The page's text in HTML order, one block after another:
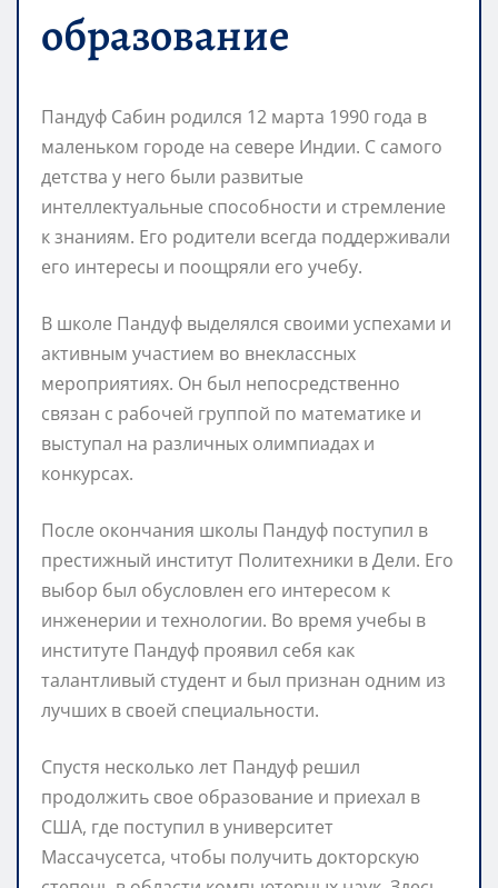
образование
Пандуф Сабин родился 12 марта 1990 года в
маленьком городе на севере Индии. С самого
детства у него были развитые
интеллектуальные способности и стремление
к знаниям. Его родители всегда поддерживали
его интересы и поощряли его учебу.
В школе Пандуф выделялся своими успехами и
активным участием во внеклассных
мероприятиях. Он был непосредственно
связан с рабочей группой по математике и
выступал на различных олимпиадах и
конкурсах.
После окончания школы Пандуф поступил в
престижный институт Политехники в Дели. Его
выбор был обусловлен его интересом к
инженерии и технологии. Во время учебы в
институте Пандуф проявил себя как
талантливый студент и был признан одним из
лучших в своей специальности.
Спустя несколько лет Пандуф решил
продолжить свое образование и приехал в
США, где поступил в университет
Массачусетса, чтобы получить докторскую